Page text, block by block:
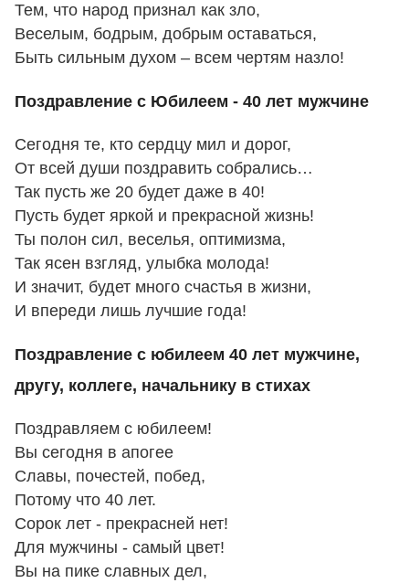
Тем, что народ признал как зло,
Веселым, бодрым, добрым оставаться,
Быть сильным духом – всем чертям назло!
Поздравление с Юбилеем - 40 лет мужчине
Сегодня те, кто сердцу мил и дорог,
От всей души поздравить собрались…
Так пусть же 20 будет даже в 40!
Пусть будет яркой и прекрасной жизнь!
Ты полон сил, веселья, оптимизма,
Так ясен взгляд, улыбка молода!
И значит, будет много счастья в жизни,
И впереди лишь лучшие года!
Поздравление с юбилеем 40 лет мужчине,
другу, коллеге, начальнику в стихах
Поздравляем с юбилеем!
Вы сегодня в апогее
Славы, почестей, побед,
Потому что 40 лет.
Сорок лет - прекрасней нет!
Для мужчины - самый цвет!
Вы на пике славных дел,